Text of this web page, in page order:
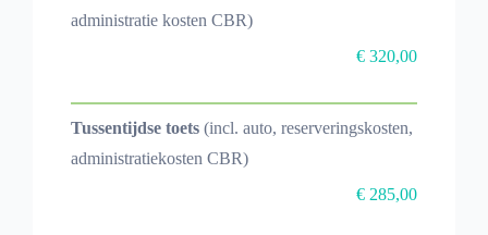
administratie kosten CBR)
€ 320,00
Tussentijdse toets (incl. auto, reserveringskosten,
administratiekosten CBR)
€ 285,00